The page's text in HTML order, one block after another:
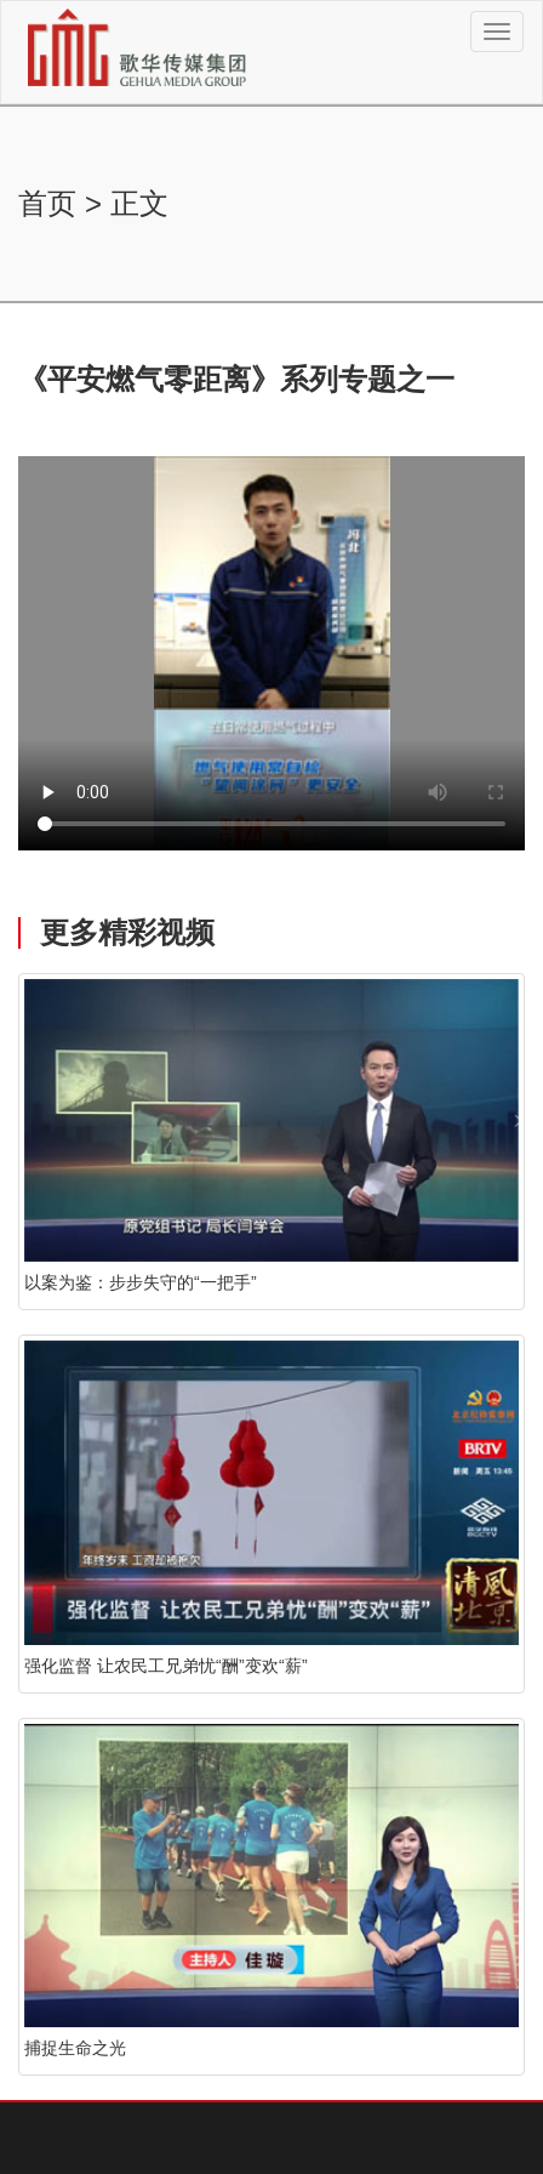
切
换
航
首页 > 正文
《平安燃气零距离》系列专题之一
更多精彩视频
以案为鉴：步步失守的“一把手”
强化监督 让农民工兄弟忧“酬”变欢“薪”
捕捉生命之光